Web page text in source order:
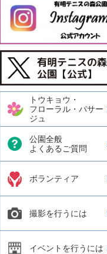
今日の有明テニスの森公園
【公式X】
トウキョウ・
フローラル・パサー
ジュ
公園全般
よくあるご質問
ボランティア
撮影を行うには
イベントを行うには